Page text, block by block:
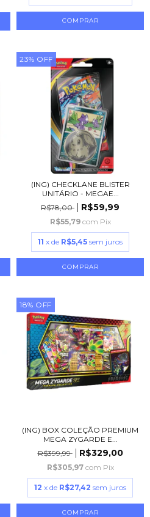
23% OFF
(ING) CHECKLANE BLISTER
UNITÁRIO - MEGAE...
R$78,00
R$59,99
R$55,79 com Pix
11 x de R$5,45 sem juros
18% OFF
(ING) BOX COLEÇÃO PREMIUM
MEGA ZYGARDE E...
R$399,99
R$329,00
R$305,97 com Pix
12 x de R$27,42 sem juros